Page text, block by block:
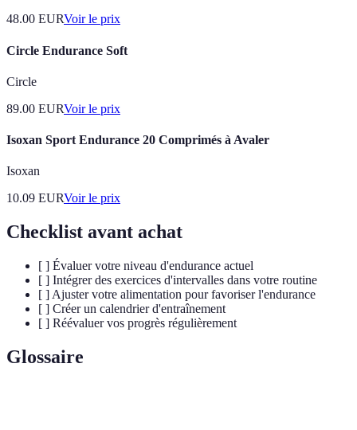
48.00 EURVoir le prix
Circle Endurance Soft
Circle
89.00 EURVoir le prix
Isoxan Sport Endurance 20 Comprimés à Avaler
Isoxan
10.09 EURVoir le prix
Checklist avant achat
[ ] Évaluer votre niveau d'endurance actuel
[ ] Intégrer des exercices d'intervalles dans votre routine
[ ] Ajuster votre alimentation pour favoriser l'endurance
[ ] Créer un calendrier d'entraînement
[ ] Réévaluer vos progrès régulièrement
Glossaire